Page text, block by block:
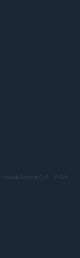
AdHub Media S.r.l. · P.IVA